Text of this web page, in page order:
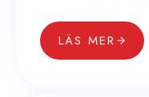
LÄS MER